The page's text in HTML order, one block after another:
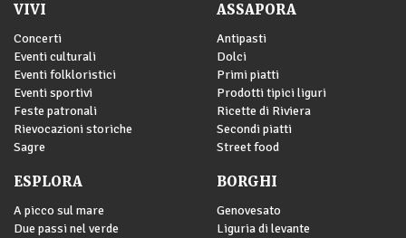
VIVI
Concerti
Eventi culturali
Eventi folkloristici
Eventi sportivi
Feste patronali
Rievocazioni storiche
Sagre
ASSAPORA
Antipasti
Dolci
Primi piatti
Prodotti tipici liguri
Ricette di Riviera
Secondi piatti
Street food
ESPLORA
A picco sul mare
Due passi nel verde
BORGHI
Genovesato
Liguria di levante